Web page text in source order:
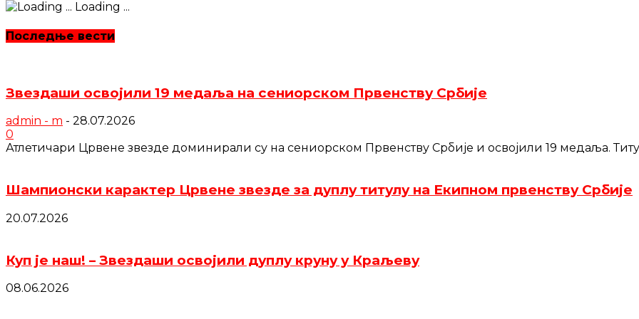
Loading ...
Последње вести
Звездаши освојили 19 медаља на сениорском Првенству Србије
admin - m - 28.07.2026
0
Атлетичари Црвене звезде доминирали су на сениорском Првенству Србије и освојили 19 медаља.
Шампионски карактер Црвене звезде за дуплу титулу на Екипном првенству Србије
20.07.2026
Куп је наш! – Звездаши освојили дуплу круну у Краљеву
08.06.2026